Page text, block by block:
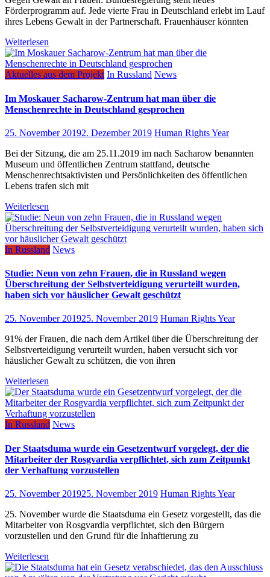
Förderprogramm auf. Jede vierte Frau in Deutschland erlebt im Lauf
ihres Lebens Gewalt in der Partnerschaft. Frauenhäuser könnten
Weiterlesen
Aktuelles aus dem Projekt In Russland News
Im Moskauer Sacharow-Zentrum hat man über die
Menschenrechte in Deutschland gesprochen
25. November 20192. Dezember 2019 Human Rights Year
Bei der Sitzung, die am 25.11.2019 im nach Sacharow benannten
Museum und öffentlichen Zentrum stattfand, deutsche
Menschenrechtsaktivisten und Persönlichkeiten des öffentlichen
Lebens trafen sich mit
Weiterlesen
In Russland News
Studie: Neun von zehn Frauen, die in Russland wegen
Überschreitung der Selbstverteidigung verurteilt wurden,
haben sich vor häuslicher Gewalt geschützt
25. November 201925. November 2019 Human Rights Year
91% der Frauen, die nach dem Artikel über die Überschreitung der
Selbstverteidigung verurteilt wurden, haben versucht sich vor
häuslicher Gewalt zu schützen, die von ihren
Weiterlesen
In Russland News
Der Staatsduma wurde ein Gesetzentwurf vorgelegt, der die
Mitarbeiter der Rosgvardia verpflichtet, sich zum Zeitpunkt
der Verhaftung vorzustellen
25. November 201925. November 2019 Human Rights Year
25. November wurde die Staatsduma ein Gesetz vorgestellt, das die
Mitarbeiter von Rosgvardia verpflichtet, sich den Bürgern
vorzustellen und den Grund für die Inhaftierung zu
Weiterlesen